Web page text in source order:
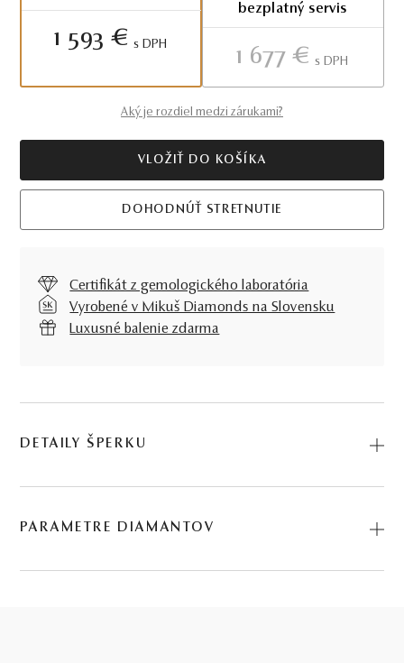
1 593 € S DPH
bezplatný servis
1 677 € S DPH
Aký je rozdiel medzi zárukami?
VLOŽIŤ DO KOŠÍKA
DOHODNÚŤ STRETNUTIE
Certifikát z gemologického laboratória
Vyrobené v Mikuš Diamonds na Slovensku
Luxusné balenie zdarma
DETAILY ŠPERKU
prírodné materiály: žlté zlato, diamant. Kód: 254557001.
0.2 ct
PARAMETRE DIAMANTOV